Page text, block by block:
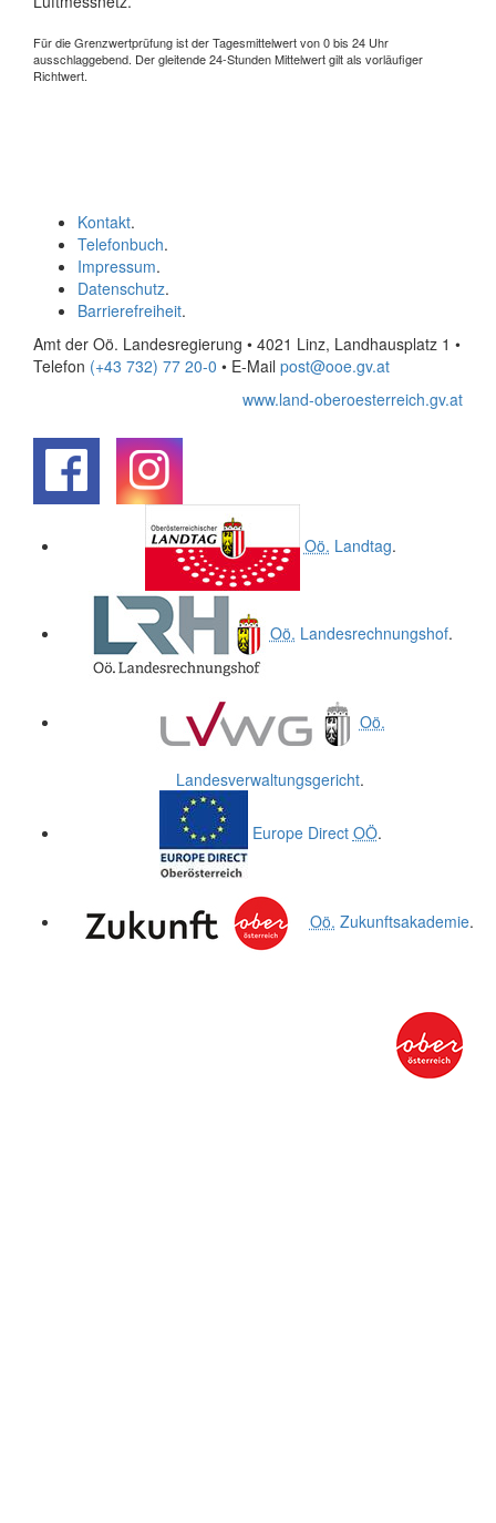
Für die Grenzwertprüfung ist der Tagesmittelwert von 0 bis 24 Uhr
ausschlaggebend. Der gleitende 24-Stunden Mittelwert gilt als vorläufiger
Richtwert.
Kontakt.
Telefonbuch.
Impressum.
Datenschutz.
Barrierefreiheit.
Amt der Oö. Landesregierung • 4021 Linz, Landhausplatz 1 •
Telefon (+43 732) 77 20-0 • E-Mail post@ooe.gv.at
www.land-oberoesterreich.gv.at
Oö. Landtag.
Oö. Landesrechnungshof.
Oö.
Landesverwaltungsgericht.
Europe Direct OÖ.
Oö. Zukunftsakademie.